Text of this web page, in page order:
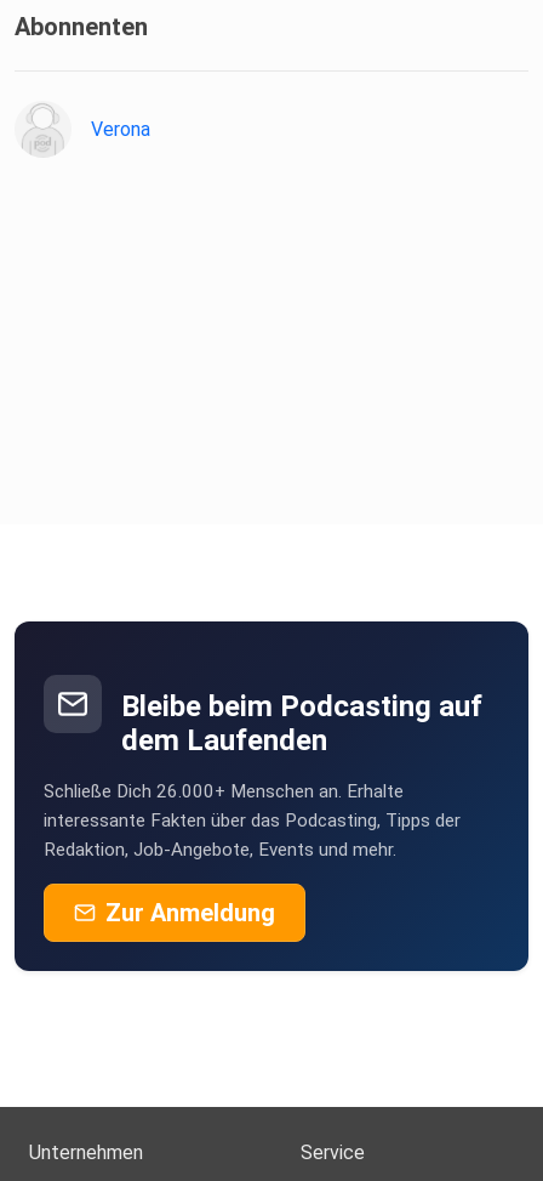
Abonnenten
Verona
Bleibe beim Podcasting auf
dem Laufenden
Schließe Dich 26.000+ Menschen an. Erhalte
interessante Fakten über das Podcasting, Tipps der
Redaktion, Job-Angebote, Events und mehr.
Zur Anmeldung
Unternehmen Service